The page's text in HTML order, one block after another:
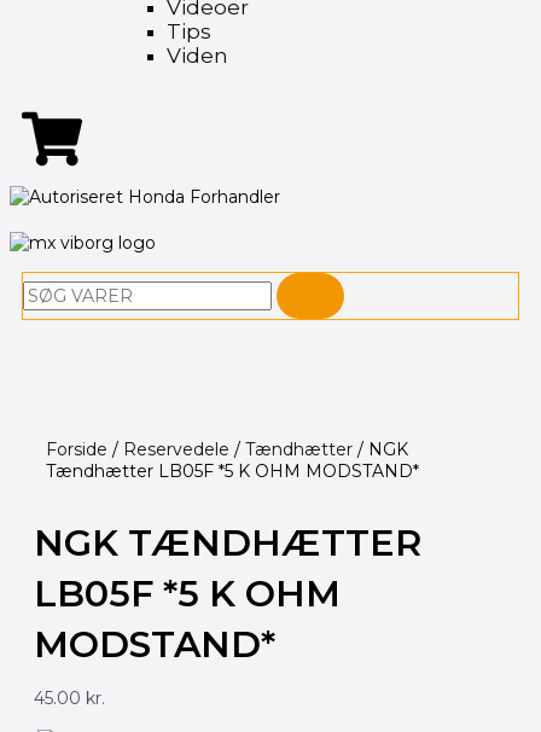
Videoer
Tips
Viden
Søg
Forside / Reservedele / Tændhætter / NGK
Tændhætter LB05F *5 K OHM MODSTAND*
NGK TÆNDHÆTTER
LB05F *5 K OHM
MODSTAND*
45.00 kr.